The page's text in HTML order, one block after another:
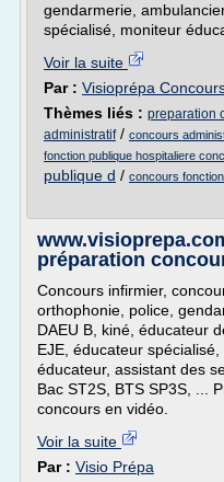
gendarmerie,
spécialisé, moniteur
Voir la suite
Par : Visioprépa
Thèmes liés : preparation
administratif/ concours
fonction publique hospitaliere
publique d / concours
préparation
Concours infirmier,
orthophonie, police,
DAEU B, kiné, éducateur
EJE, éducateur
éducateur, assistant des
Bac ST2S, BTS SP3S, ...
concours en vidéo.
Voir la suite
Par : Visio Prépa